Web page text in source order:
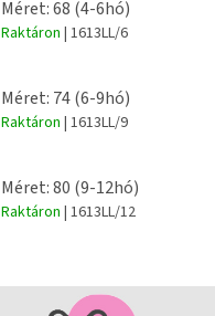
Méret: 68 (4-6hó)
Raktáron | 1613LL/6
Méret: 74 (6-9hó)
Raktáron | 1613LL/9
Méret: 80 (9-12hó)
Raktáron | 1613LL/12